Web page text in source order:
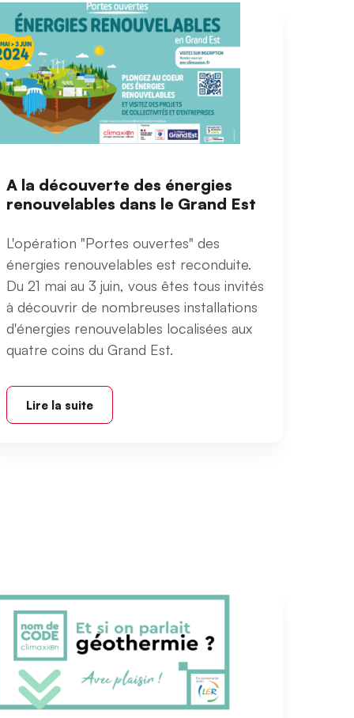
A la découverte des énergies
renouvelables dans le Grand Est
L'opération "Portes ouvertes" des
énergies renouvelables est reconduite.
Du 21 mai au 3 juin, vous êtes tous invités
à découvrir de nombreuses installations
d'énergies renouvelables localisées aux
quatre coins du Grand Est.
Lire la suite